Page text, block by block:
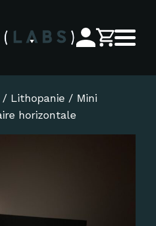
/ Lithopanie / Mini
horizontale